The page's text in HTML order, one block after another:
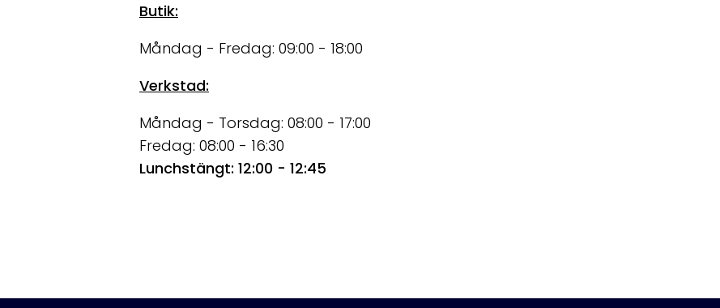
Butik:
Måndag - Fredag: 09:00 - 18:00
Verkstad:
Måndag - Torsdag: 08:00 - 17:00
Fredag: 08:00 - 16:30
Lunchstängt: 12:00 - 12:45